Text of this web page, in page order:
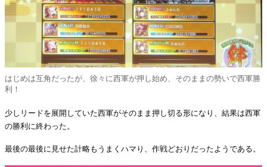
はじめは互角だったが、徐々に西軍が押し始め、そのままの勢いで西軍勝
利！
少しリードを展開していた西軍がそのまま押し切る形になり、結果は西軍
の勝利に終わった。
最後の最後に見せた計略もうまくハマり、作戦どおりだったようである。